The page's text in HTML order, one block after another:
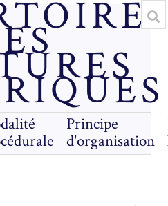
Principe
d'organisation